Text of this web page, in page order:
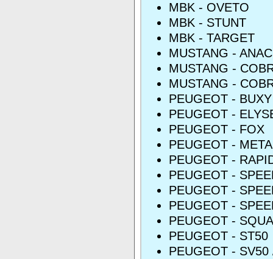
MBK - OVETO
MBK - STUNT
MBK - TARGET
MUSTANG -
MUSTANG -
MUSTANG -
PEUGEOT -
PEUGEOT -
PEUGEOT - FOX
PEUGEOT -
PEUGEOT -
PEUGEOT -
PEUGEOT -
PEUGEOT -
PEUGEOT -
PEUGEOT - ST50
PEUGEOT -